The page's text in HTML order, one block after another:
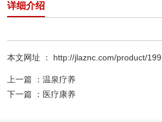
详细介绍
本文网址 ： http://jlaznc.com/product/
上一篇 ： 温泉疗养
下一篇 ： 医疗康养